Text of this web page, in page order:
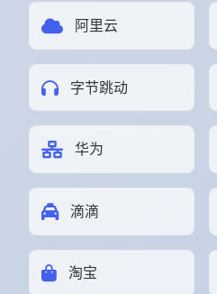
阿里云
字节跳动
华为
滴滴
淘宝